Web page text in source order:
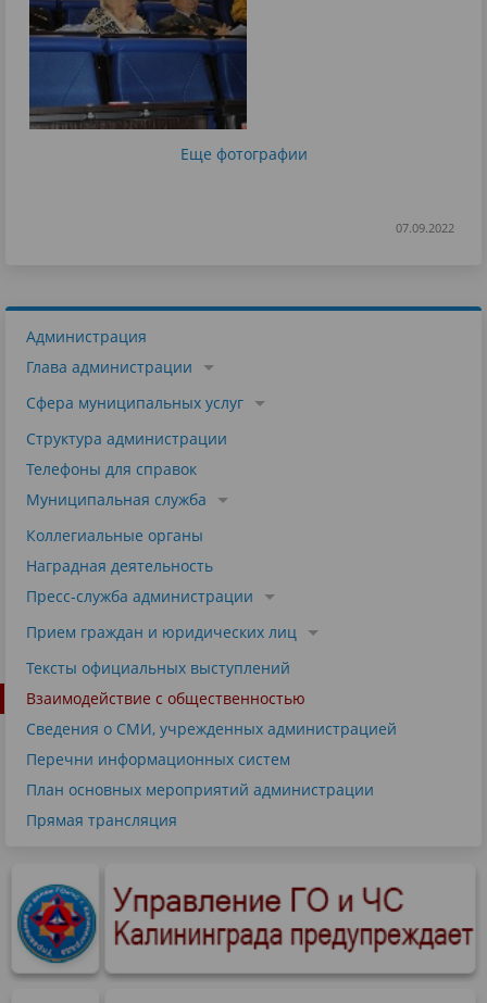
Еще фотографии
07.09.2022
Администрация
Глава администрации
Сфера муниципальных услуг
Структура администрации
Телефоны для справок
Муниципальная служба
Коллегиальные органы
Наградная деятельность
Пресс-служба администрации
Прием граждан и юридических лиц
Тексты официальных выступлений
Взаимодействие с общественностью
Сведения о СМИ, учрежденных администрацией
Перечни информационных систем
План основных мероприятий администрации
Прямая трансляция